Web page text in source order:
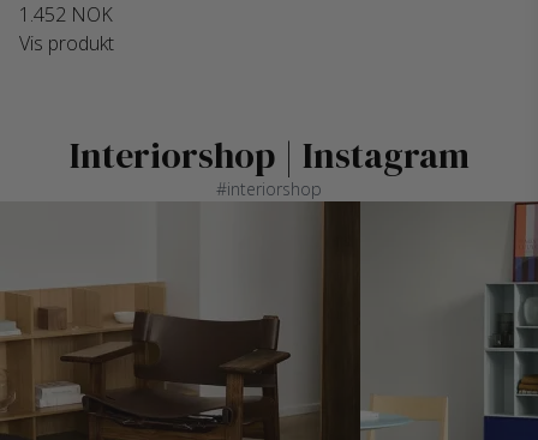
1.452 NOK
Vis produkt
Interiorshop | Instagram
#interiorshop